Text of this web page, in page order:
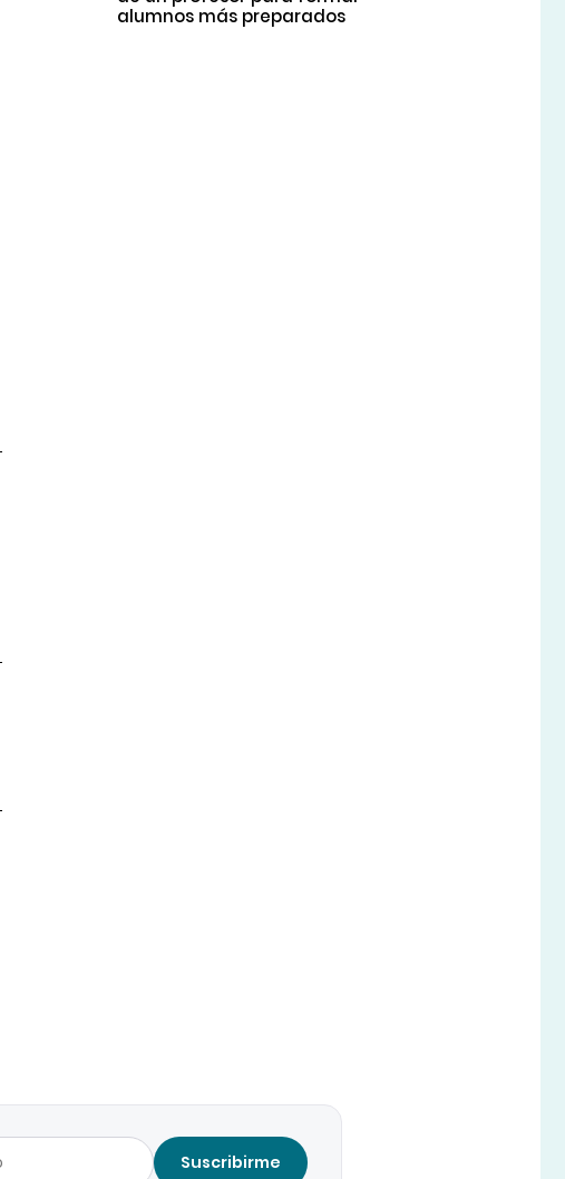
alumnos más preparados
Suscribirme